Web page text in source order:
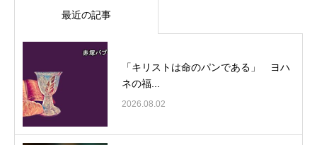
最近の記事
「キリストは命のパンである」 ヨハ
ネの福...
2026.08.02